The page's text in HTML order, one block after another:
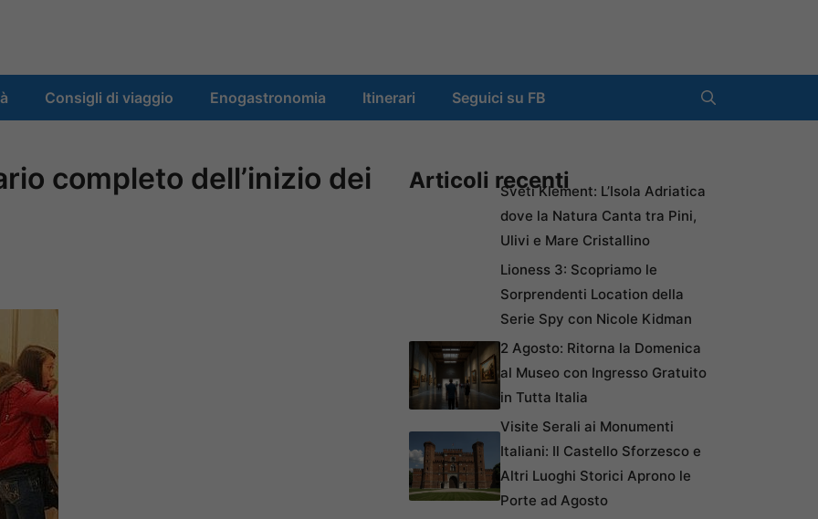
Consigli di viaggio Enogastronomia Itinerari Seguici su FB
completo dell’inizio dei
Articoli recentiSveti Klement: L’Isola Adriatica
dove la Natura Canta tra Pini,
Ulivi e Mare Cristallino
Lioness 3: Scopriamo le
Sorprendenti Location della
Serie Spy con Nicole Kidman
2 Agosto: Ritorna la Domenica
al Museo con Ingresso Gratuito
in Tutta Italia
Visite Serali ai Monumenti
Italiani: Il Castello Sforzesco e
Altri Luoghi Storici Aprono le
Porte ad Agosto